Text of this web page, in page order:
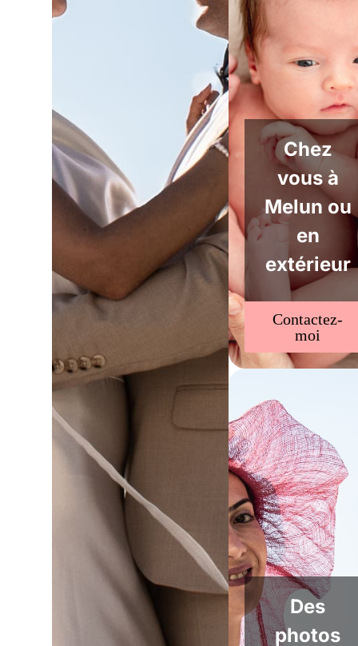
Chez
vous à
Melun ou
en
extérieur
Contactez-
moi
Des
photos